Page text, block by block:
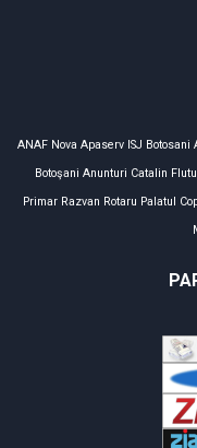
ANAF Nova Apaserv ISJ Botosani
Botoşani Anunturi Catalin
Primar Razvan Rotaru Palatul